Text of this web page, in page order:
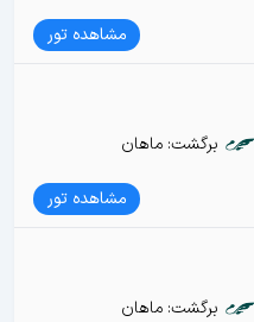
مشاهده تور
برگشت: ماهان
مشاهده تور
برگشت: ماهان